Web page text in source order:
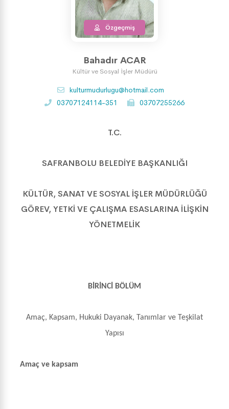
Özgeçmiş
Bahadır ACAR
Kültür ve Sosyal İşler Müdürü
kulturmudurlugu@hotmail.com
03707124114-351
03707255266
T.C.
SAFRANBOLU BELEDİYE BAŞKANLIĞI
KÜLTÜR, SANAT VE SOSYAL İŞLER MÜDÜRLÜĞÜ
GÖREV, YETKİ VE ÇALIŞMA ESASLARINA İLİŞKİN
YÖNETMELİK
BİRİNCİ BÖLÜM
Amaç, Kapsam, Hukuki Dayanak, Tanımlar ve Teşkilat
Yapısı
Amaç ve kapsam